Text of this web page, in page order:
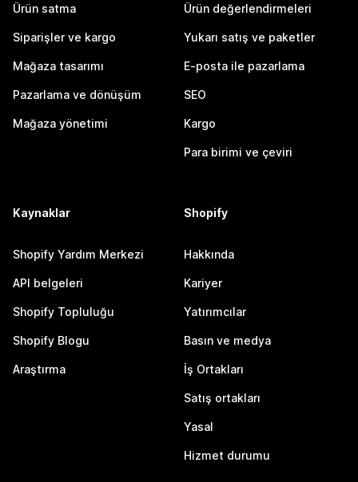
Ürün satma
Siparişler ve kargo
Mağaza tasarımı
Pazarlama ve dönüşüm
Mağaza yönetimi
Ürün değerlendirmeleri
Yukarı satış ve paketler
E-posta ile pazarlama
SEO
Kargo
Para birimi ve çeviri
Kaynaklar
Shopify Yardım Merkezi
API belgeleri
Shopify Topluluğu
Shopify Blogu
Araştırma
Shopify
Hakkında
Kariyer
Yatırımcılar
Basın ve medya
İş Ortakları
Satış ortakları
Yasal
Hizmet durumu